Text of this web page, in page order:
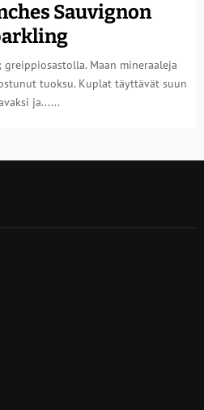
Sauvignon
Maan mineraaleja
tuoksu. Kuplat täyttävät suun
ja......